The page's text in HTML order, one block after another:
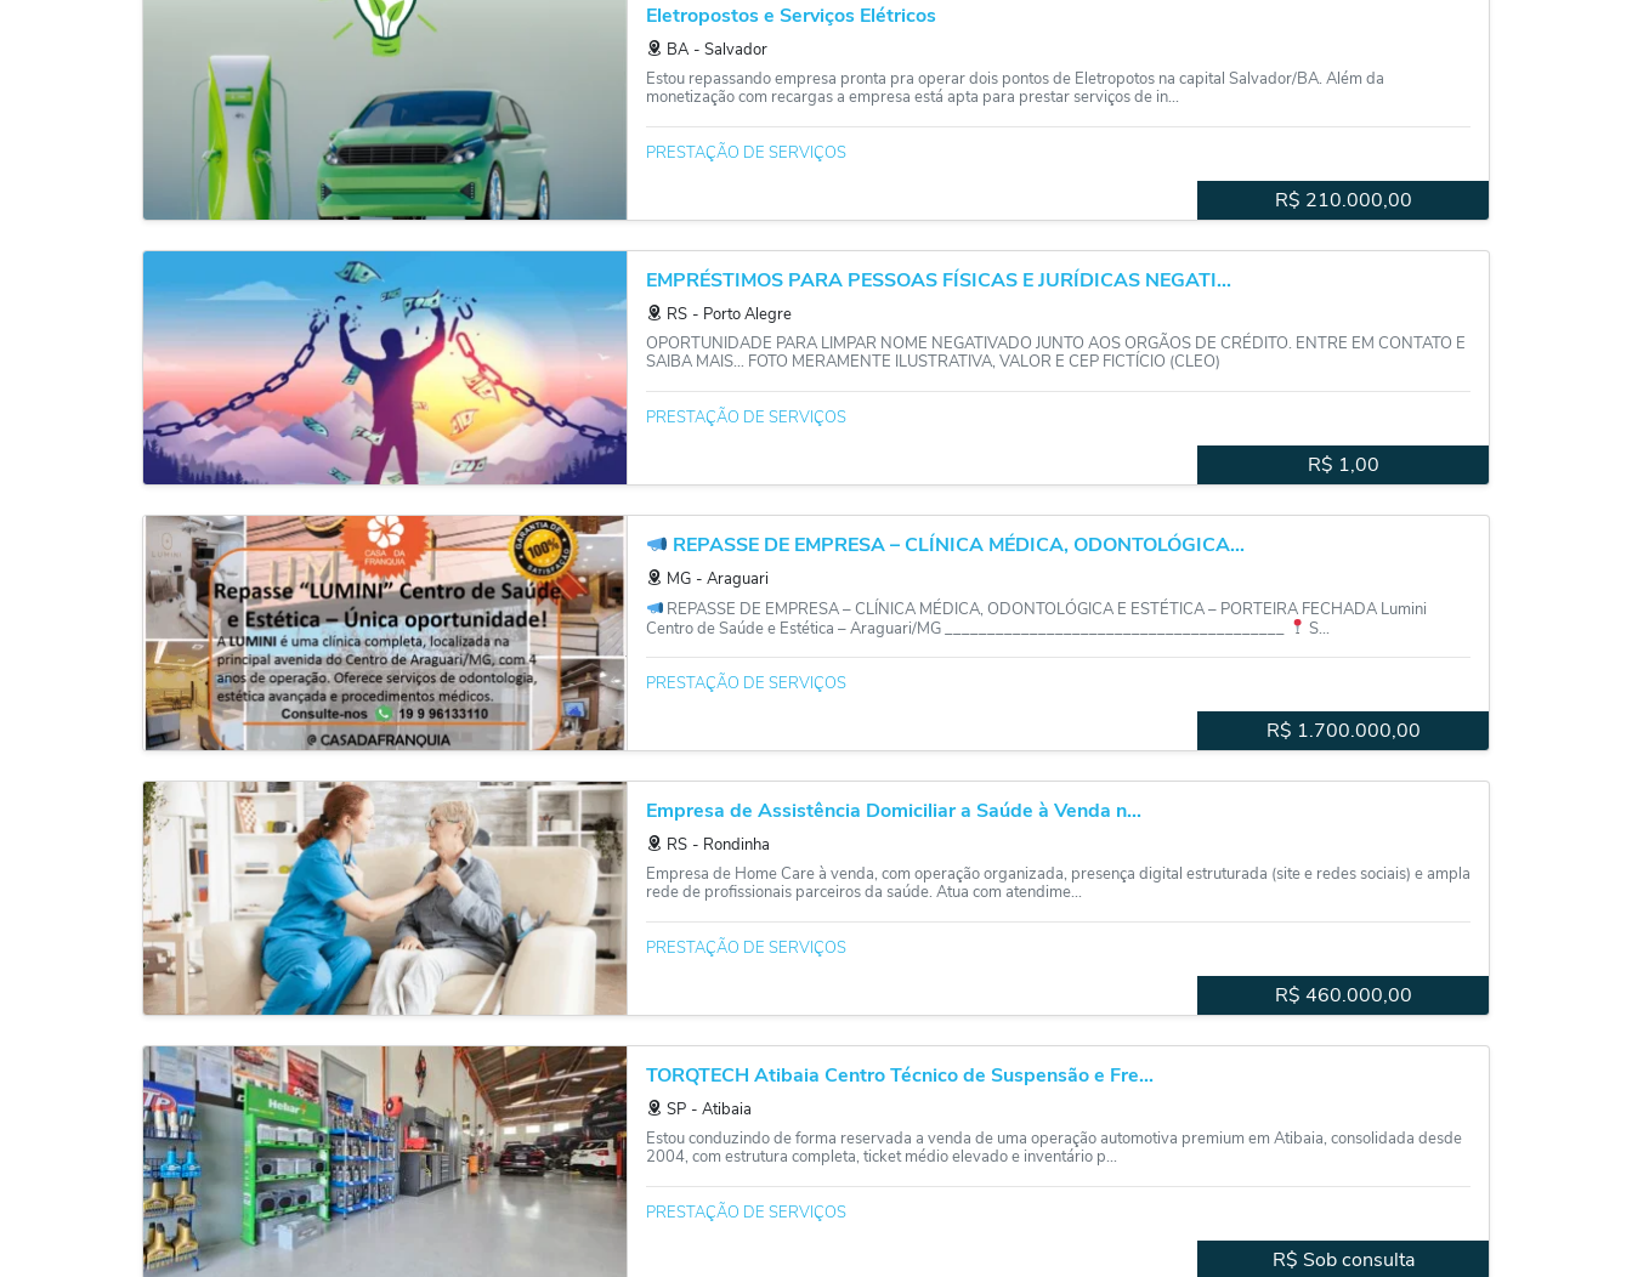
Eletropostos e Serviços Elétricos
BA ‐ Salvador
Estou repassando empresa pronta pra operar dois pontos de Eletropotos na capital Salvador/BA. Além da
monetização com recargas a empresa está apta para prestar serviços de in...
PRESTAÇÃO DE SERVIÇOS
R$ 210.000,00
EMPRÉSTIMOS PARA PESSOAS FÍSICAS E JURÍDICAS NEGATI...
RS ‐ Porto Alegre
OPORTUNIDADE PARA LIMPAR NOME NEGATIVADO JUNTO AOS ORGÃOS DE CRÉDITO. ENTRE EM CONTATO E
SAIBA MAIS… FOTO MERAMENTE ILUSTRATIVA, VALOR E CEP FICTÍCIO (CLEO)
PRESTAÇÃO DE SERVIÇOS
R$ 1,00
REPASSE DE EMPRESA – CLÍNICA MÉDICA, ODONTOLÓGICA...
MG ‐ Araguari
REPASSE DE EMPRESA – CLÍNICA MÉDICA, ODONTOLÓGICA E ESTÉTICA – PORTEIRA FECHADA Lumini
Centro de Saúde e Estética – Araguari/MG ________________________________________
S...
PRESTAÇÃO DE SERVIÇOS
R$ 1.700.000,00
Empresa de Assistência Domiciliar a Saúde à Venda n...
RS ‐ Rondinha
Empresa de Home Care à venda, com operação organizada, presença digital estruturada (site e redes sociais) e ampla
rede de profissionais parceiros da saúde. Atua com atendime...
PRESTAÇÃO DE SERVIÇOS
R$ 460.000,00
TORQTECH Atibaia Centro Técnico de Suspensão e Fre...
SP ‐ Atibaia
Estou conduzindo de forma reservada a venda de uma operação automotiva premium em Atibaia, consolidada desde
2004, com estrutura completa, ticket médio elevado e inventário p...
PRESTAÇÃO DE SERVIÇOS
R$ Sob consulta